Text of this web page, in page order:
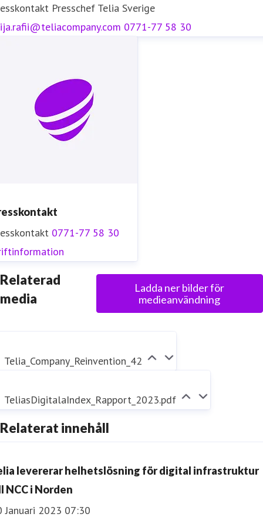
Presschef Telia Sverige
0771-77 58 30
0771-77 58 30
Relaterad
media
Ladda ner bilder för
medieanvändning
Telia_Company_Reinvention_42
TeliasDigitalaIndex_Rapport_2023.pdf
Relaterat innehåll
levererar helhetslösning för digital infrastruktur
NCC i Norden
Januari 2023 07:30